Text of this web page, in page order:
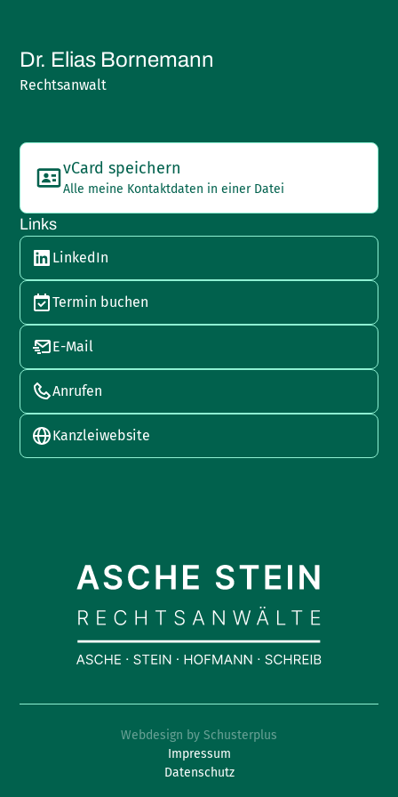
Dr. Elias Bornemann
Rechtsanwalt
vCard speichern
Alle meine Kontaktdaten in einer Datei
Links
LinkedIn
Termin buchen
E-Mail
Anrufen
Kanzleiwebsite
Impressum
Datenschutz
Webdesign by Schusterplus